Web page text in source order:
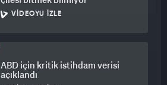
VIDEOYU İZLE
ABD için kritik istihdam verisi
açıklandı